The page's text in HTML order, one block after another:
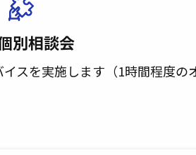
別相談会
イスを実施します （1時間程度の